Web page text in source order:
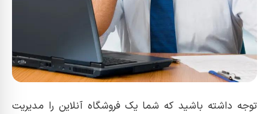
توجه داشته باشید که شما یک فروشگاه آنلاین را مدیریت